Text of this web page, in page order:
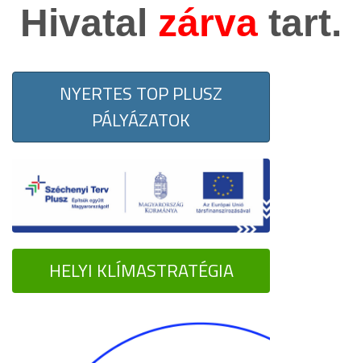
Hivatal zárvatart.
NYERTES TOP PLUSZ
PÁLYÁZATOK
HELYI KLÍMASTRATÉGIA